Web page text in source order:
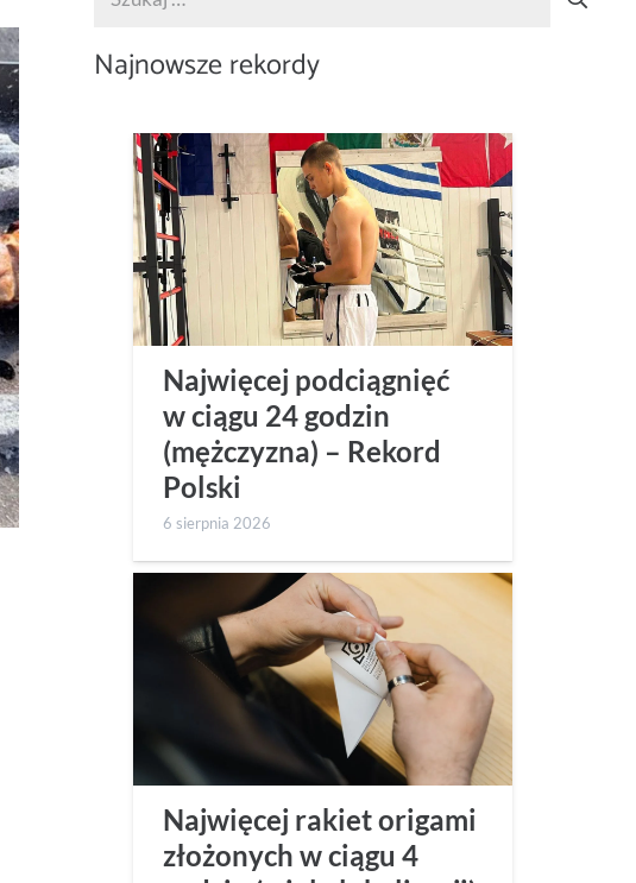
Najnowsze rekordy
Najwięcej podciągnięć
w ciągu 24 godzin
(mężczyzna) – Rekord
Polski
6 sierpnia 2026
Najwięcej rakiet origami
złożonych w ciągu 4